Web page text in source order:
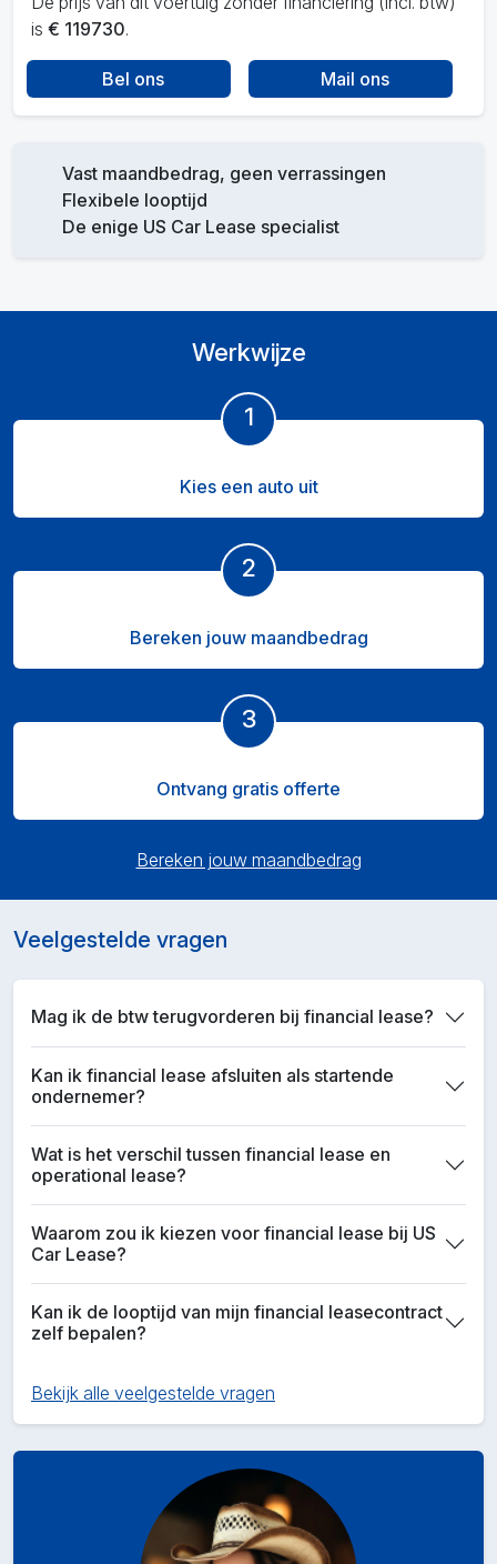
is € 119730.
Bel ons Mail ons
Vast maandbedrag, geen verrassingen
Flexibele looptijd
De enige US Car Lease specialist
Werkwijze
1
Kies een auto uit
2
Bereken jouw maandbedrag
3
Ontvang gratis offerte
Bereken jouw maandbedrag
Veelgestelde vragen
Mag ik de btw terugvorderen bij financial lease?
Kan ik financial lease afsluiten als startende
ondernemer?
Wat is het verschil tussen financial lease en
operational lease?
Waarom zou ik kiezen voor financial lease bij US
Car Lease?
Kan ik de looptijd van mijn financial leasecontract
zelf bepalen?
Bekijk alle veelgestelde vragen